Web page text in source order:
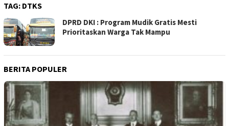
TAG: DTKS
DPRD DKI : Program Mudik Gratis Mesti
Prioritaskan Warga Tak Mampu
BERITA POPULER